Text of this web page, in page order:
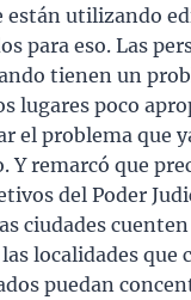
están utilizando
para eso. Las
tienen un
lugares poco
el problema que
Y remarcó que
del Poder
ciudades
localidades que
puedan